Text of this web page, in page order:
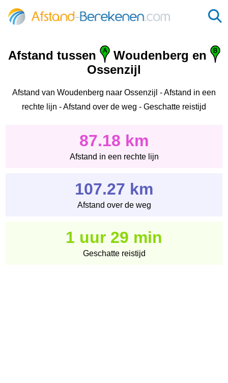
Afstand tussen
Woudenberg en
Ossenzijl
Afstand van Woudenberg naar Ossenzijl - Afstand in een
rechte lijn - Afstand over de weg - Geschatte reistijd
87.18 km
Afstand in een rechte lijn
107.27 km
Afstand over de weg
1 uur 29 min
Geschatte reistijd